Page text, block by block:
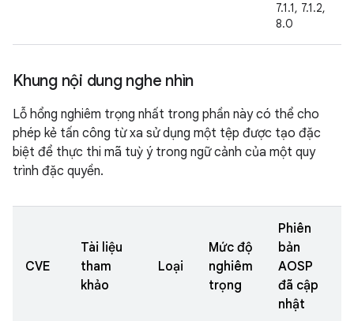
7.1.1, 7.1.2,
8.0
Khung nội dung nghe nhìn
Lỗ hổng nghiêm trọng nhất trong phần này có thể cho
phép kẻ tấn công từ xa sử dụng một tệp được tạo đặc
biệt để thực thi mã tuỳ ý trong ngữ cảnh của một quy
trình đặc quyền.
CVE
Tài liệu
tham
khảo
Loại
Mức độ
nghiêm
trọng
Phiên
bản
AOSP
đã cập
nhật